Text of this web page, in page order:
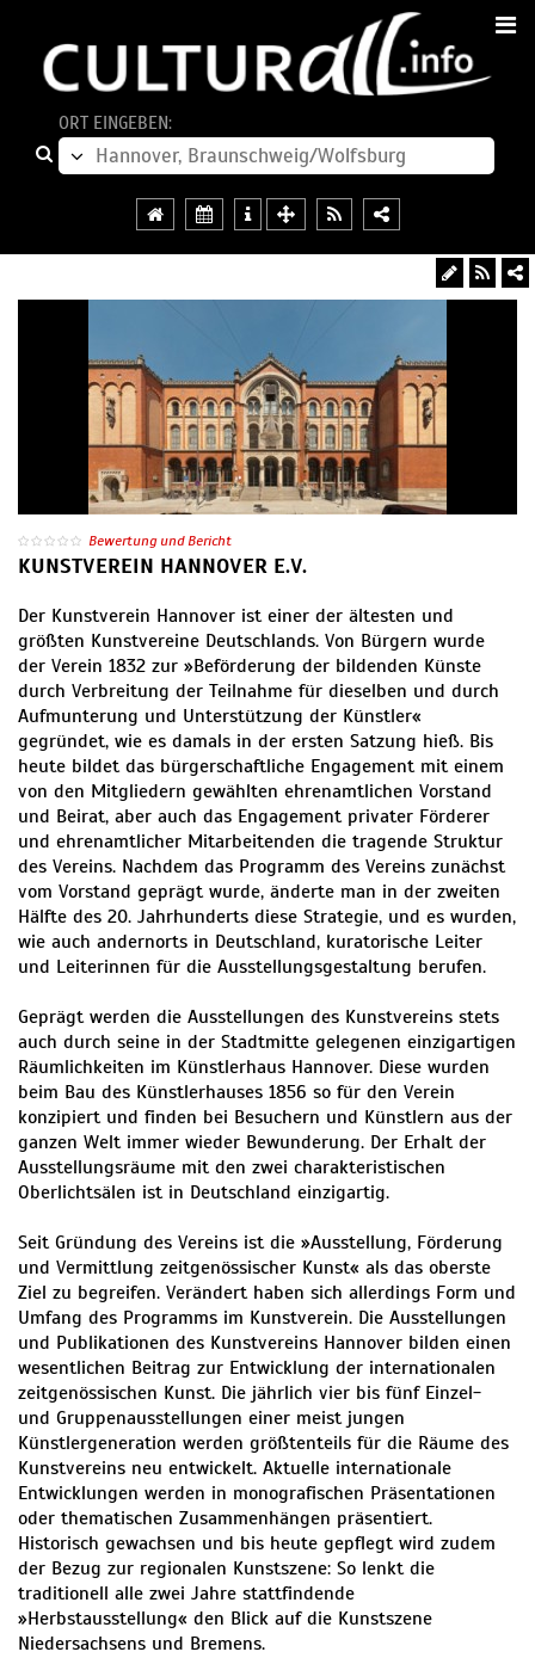
ORT EINGEBEN:
Bewertung und Bericht
KUNSTVEREIN HANNOVER E.V.
Der Kunstverein Hannover ist einer der ältesten und
größten Kunstvereine Deutschlands. Von Bürgern wurde
der Verein 1832 zur »Beförderung der bildenden Künste
durch Verbreitung der Teilnahme für dieselben und durch
Aufmunterung und Unterstützung der Künstler«
gegründet, wie es damals in der ersten Satzung hieß. Bis
heute bildet das bürgerschaftliche Engagement mit einem
von den Mitgliedern gewählten ehrenamtlichen Vorstand
und Beirat, aber auch das Engagement privater Förderer
und ehrenamtlicher Mitarbeitenden die tragende Struktur
des Vereins. Nachdem das Programm des Vereins zunächst
vom Vorstand geprägt wurde, änderte man in der zweiten
Hälfte des 20. Jahrhunderts diese Strategie, und es wurden,
wie auch andernorts in Deutschland, kuratorische Leiter
und Leiterinnen für die Ausstellungsgestaltung berufen.
Geprägt werden die Ausstellungen des Kunstvereins stets
auch durch seine in der Stadtmitte gelegenen einzigartigen
Räumlichkeiten im Künstlerhaus Hannover. Diese wurden
beim Bau des Künstlerhauses 1856 so für den Verein
konzipiert und finden bei Besuchern und Künstlern aus der
ganzen Welt immer wieder Bewunderung. Der Erhalt der
Ausstellungsräume mit den zwei charakteristischen
Oberlichtsälen ist in Deutschland einzigartig.
Seit Gründung des Vereins ist die »Ausstellung, Förderung
und Vermittlung zeitgenössischer Kunst« als das oberste
Ziel zu begreifen. Verändert haben sich allerdings Form und
Umfang des Programms im Kunstverein. Die Ausstellungen
und Publikationen des Kunstvereins Hannover bilden einen
wesentlichen Beitrag zur Entwicklung der internationalen
zeitgenössischen Kunst. Die jährlich vier bis fünf Einzel-
und Gruppenausstellungen einer meist jungen
Künstlergeneration werden größtenteils für die Räume des
Kunstvereins neu entwickelt. Aktuelle internationale
Entwicklungen werden in monografischen Präsentationen
oder thematischen Zusammenhängen präsentiert.
Historisch gewachsen und bis heute gepflegt wird zudem
der Bezug zur regionalen Kunstszene: So lenkt die
traditionell alle zwei Jahre stattfindende
»Herbstausstellung« den Blick auf die Kunstszene
Niedersachsens und Bremens.